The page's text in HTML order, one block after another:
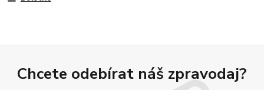
Chcete odebírat náš zpravodaj?